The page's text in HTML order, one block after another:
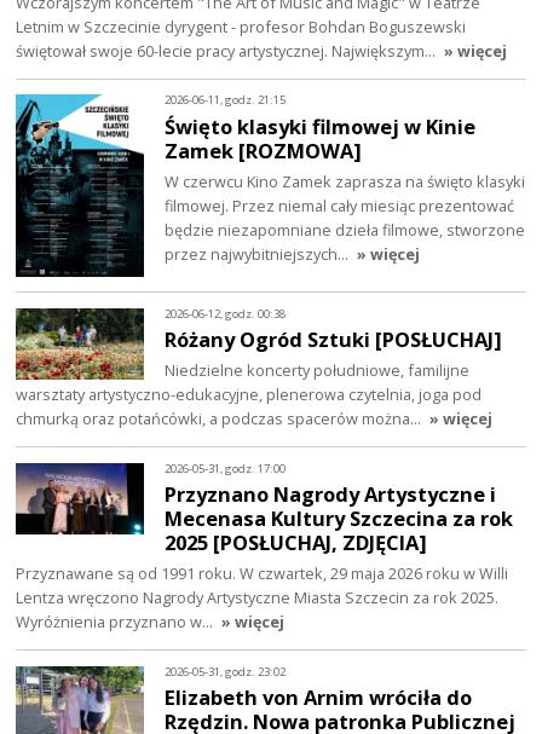
Letnim w Szczecinie dyrygent - profesor Bohdan Boguszewski
świętował swoje 60-lecie pracy artystycznej. Największym… » więcej
2026-06-11, godz. 21:15
Święto klasyki filmowej w Kinie
Zamek [ROZMOWA]
W czerwcu Kino Zamek zaprasza na święto klasyki
filmowej. Przez niemal cały miesiąc prezentować
będzie niezapomniane dzieła filmowe, stworzone
przez najwybitniejszych… » więcej
2026-06-12, godz. 00:38
Różany Ogród Sztuki [POSŁUCHAJ]
Niedzielne koncerty południowe, familijne
warsztaty artystyczno-edukacyjne, plenerowa czytelnia, joga pod
chmurką oraz potańcówki, a podczas spacerów można… » więcej
2026-05-31, godz. 17:00
Przyznano Nagrody Artystyczne i
Mecenasa Kultury Szczecina za rok
2025 [POSŁUCHAJ, ZDJĘCIA]
Przyznawane są od 1991 roku. W czwartek, 29 maja 2026 roku w Willi
Lentza wręczono Nagrody Artystyczne Miasta Szczecin za rok 2025.
Wyróżnienia przyznano w… » więcej
2026-05-31, godz. 23:02
Elizabeth von Arnim wróciła do
Rzędzin. Nowa patronka Publicznej